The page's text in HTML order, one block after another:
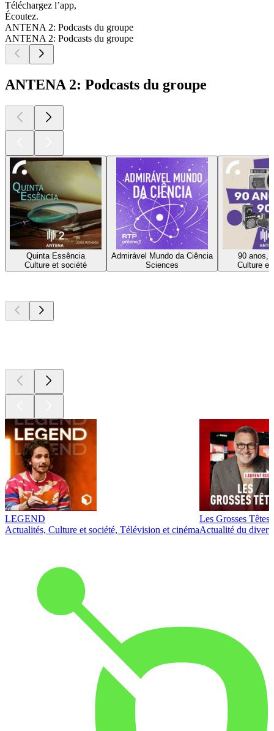
Téléchargez l’app,
Écoutez.
ANTENA 2: Podcasts du groupe
ANTENA 2: Podcasts du groupe
ANTENA 2: Podcasts du groupe
Quinta Essência
Culture et société
Admirável Mundo da Ciência
Sciences
90 anos,
Culture et
LEGEND
Actualités, Culture et société, Télévision et cinéma
Les Grosses Têtes
Actualité du